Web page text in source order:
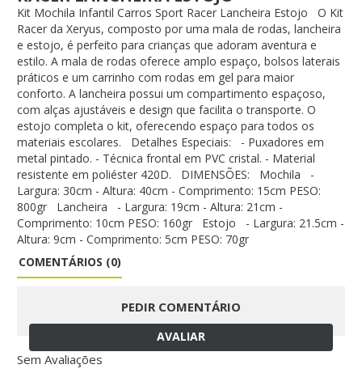
Kit Mochila Infantil Carros Sport Racer Lancheira Estojo O Kit
Racer da Xeryus, composto por uma mala de rodas, lancheira
e estojo, é perfeito para crianças que adoram aventura e
estilo. A mala de rodas oferece amplo espaço, bolsos laterais
práticos e um carrinho com rodas em gel para maior
conforto. A lancheira possui um compartimento espaçoso,
com alças ajustáveis e design que facilita o transporte. O
estojo completa o kit, oferecendo espaço para todos os
materiais escolares. Detalhes Especiais: - Puxadores em
metal pintado. - Técnica frontal em PVC cristal. - Material
resistente em poliéster 420D. DIMENSÕES: Mochila -
Largura: 30cm - Altura: 40cm - Comprimento: 15cm PESO:
800gr Lancheira - Largura: 19cm - Altura: 21cm -
Comprimento: 10cm PESO: 160gr Estojo - Largura: 21.5cm -
Altura: 9cm - Comprimento: 5cm PESO: 70gr
COMENTÁRIOS (0)
PEDIR COMENTÁRIO
AVALIAR
Sem Avaliações